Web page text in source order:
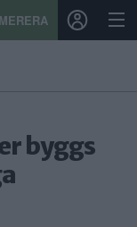
byggs